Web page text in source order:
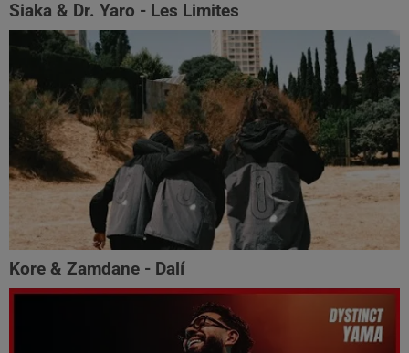
Siaka & Dr. Yaro - Les Limites
Kore & Zamdane - Dalí